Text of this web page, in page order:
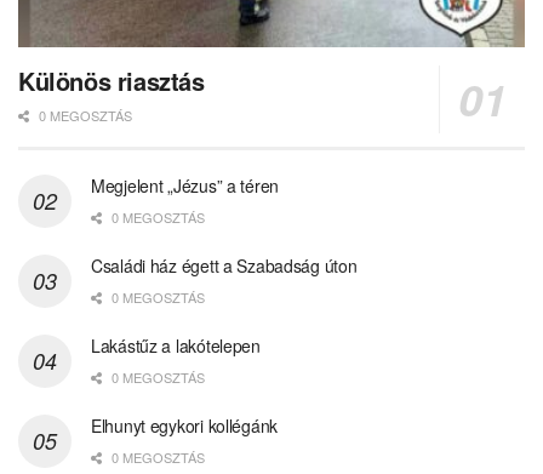
Különös riasztás
0 MEGOSZTÁS
Megjelent „Jézus” a téren
0 MEGOSZTÁS
Családi ház égett a Szabadság úton
0 MEGOSZTÁS
Lakástűz a lakótelepen
0 MEGOSZTÁS
Elhunyt egykori kollégánk
0 MEGOSZTÁS